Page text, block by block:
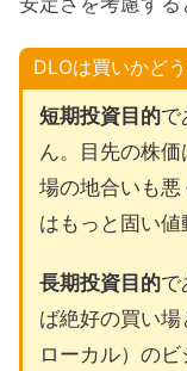
DLOは買いかど
短期投資目的で
ん。目先の株
場の地合いも
はもっと固い値
長期投資目的で
ば絶好の買い
ローカル）の